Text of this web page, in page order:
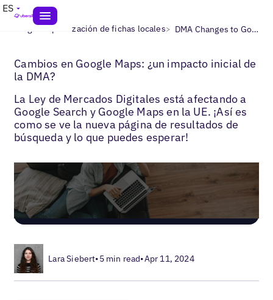
ES
Blogs> Optimización de fichas locales> DMA Changes to Google Maps
Cambios en Google Maps: ¿un impacto inicial de
la DMA?
La Ley de Mercados Digitales está afectando a
Google Search y Google Maps en la UE. ¡Así es
como se ve la nueva página de resultados de
búsqueda y lo que puedes esperar!
Lara Siebert•5 min read•Apr 11, 2024